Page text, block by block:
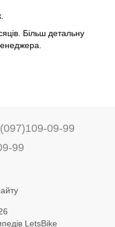
Більш детальну
09-99
99
LetsBike